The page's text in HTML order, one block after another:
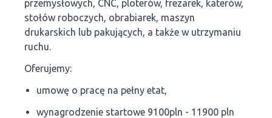
przemysłowych, CNC, ploterów, frezarek, katerów,
stołów roboczych, obrabiarek, maszyn
drukarskich lub pakujących, a także w utrzymaniu
ruchu.
Oferujemy:
umowę o pracę na pełny etat,
wynagrodzenie startowe 9100pln - 11900 pln